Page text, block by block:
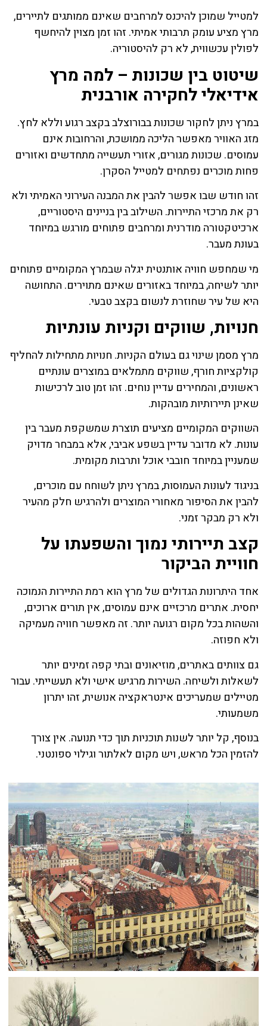
למטייל שמוכן להיכנס למרחבים שאינם ממותגים לתיירים,
מרץ מציע עומק תרבותי אמיתי. זהו זמן מצוין להיחשף
לפולין עכשווית, לא רק להיסטוריה.
שיטוט בין שכונות – למה מרץ
אידיאלי לחקירה אורבנית
במרץ ניתן לחקור שכונות בבורוצלב בקצב רגוע וללא לחץ.
מזג האוויר מאפשר הליכה ממושכת, והרחובות אינם
עמוסים. שכונות מגורים, אזורי תעשייה מתחדשים ואזורים
פחות מוכרים נפתחים למטייל הסקרן.
זהו חודש שבו אפשר להבין את המבנה העירוני האמיתי ולא
רק את מרכזי התיירות. השילוב בין בניינים היסטוריים,
ארכיטקטורה מודרנית ומרחבים פתוחים מורגש במיוחד
בעונת מעבר.
מי שמחפש חוויה אותנטית יגלה שבמרץ המקומיים פתוחים
יותר לשיחה, במיוחד באזורים שאינם מתוירים. התחושה
היא של עיר שחוזרת לנשום בקצב טבעי.
חנויות, שווקים וקניות עונתיות
מרץ מסמן שינוי גם בעולם הקניות. חנויות מתחילות להחליף
קולקציות חורף, שווקים מתמלאים במוצרים עונתיים
ראשונים, והמחירים עדיין נוחים. זהו זמן טוב לרכישות
שאינן תיירותיות מובהקות.
השווקים המקומיים מציעים תוצרת שמשקפת מעבר בין
עונות. לא מדובר עדיין בשפע אביבי, אלא במבחר מדויק
שמעניין במיוחד חובבי אוכל ותרבות מקומית.
בניגוד לעונות העמוסות, במרץ ניתן לשוחח עם מוכרים,
להבין את הסיפור מאחורי המוצרים ולהרגיש חלק מהעיר
ולא רק מבקר זמני.
קצב תיירותי נמוך והשפעתו על
חוויית הביקור
אחד היתרונות הגדולים של מרץ הוא רמת התיירות הנמוכה
יחסית. אתרים מרכזיים אינם עמוסים, אין תורים ארוכים,
והשהות בכל מקום רגועה יותר. זה מאפשר חוויה מעמיקה
ולא חפוזה.
גם צוותים באתרים, מוזיאונים ובתי קפה זמינים יותר
לשאלות ולשיחה. השירות מרגיש אישי ולא תעשייתי. עבור
מטיילים שמעריכים אינטראקציה אנושית, זהו יתרון
משמעותי.
בנוסף, קל יותר לשנות תוכניות תוך כדי תנועה. אין צורך
להזמין הכל מראש, ויש מקום לאלתור וגילוי ספונטני.